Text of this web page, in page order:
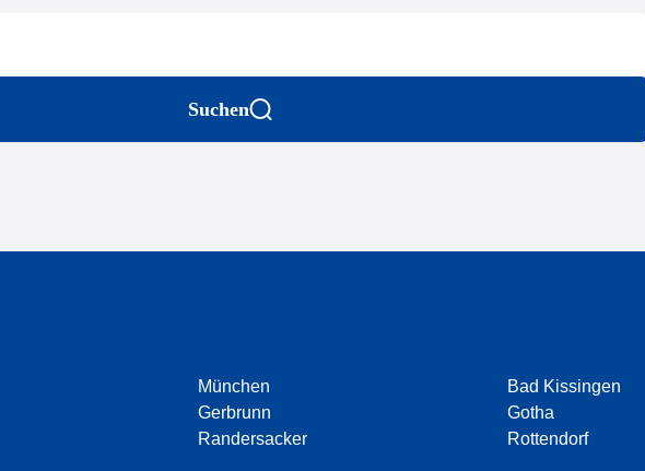
Suchen
München
Bad Kissingen
Gerbrunn
Gotha
Randersacker Rottendorf